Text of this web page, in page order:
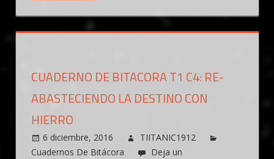
CUADERNO DE BITACORA T1 C4: RE-
ABASTECIENDO LA DESTINO CON
HIERRO
6 diciembre, 2016
TIITANIC1912
Cuadernos De Bitácora
Deja un